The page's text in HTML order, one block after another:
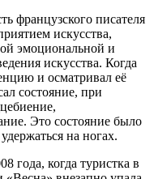
французского писателя
искусства,
эмоциональной и
искусства. Когда
и осматривал её
состояние, при
Это состояние было
на ногах.
года, когда туристка в